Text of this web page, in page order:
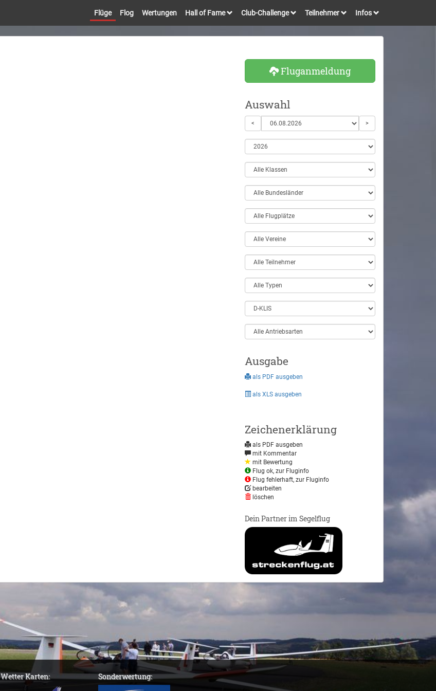
Flüge Flog Wertungen Hall of Fame Club-Challenge Teilnehmer Infos
Fluganmeldung
Auswahl
< >
Ausgabe
als PDF ausgeben
als XLS ausgeben
Zeichenerklärung
als PDF ausgeben
mit Kommentar
mit Bewertung
Flug ok, zur Fluginfo
Flug fehlerhaft, zur Fluginfo
bearbeiten
löschen
Dein Partner im Segelflug
Wetter Karten: Sonderwertung: